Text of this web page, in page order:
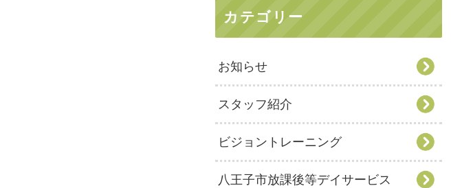
カテゴリー
お知らせ
スタッフ紹介
ビジョントレーニング
八王子市放課後等デイサービス